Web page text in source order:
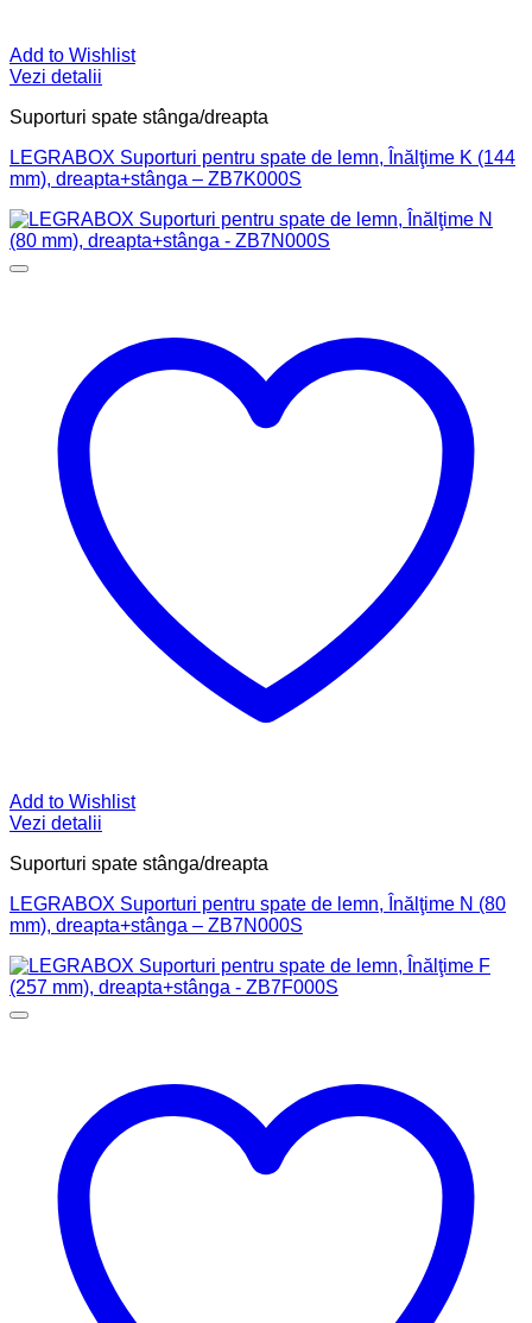
Add to Wishlist
Vezi detalii
Suporturi spate stânga/dreapta
LEGRABOX Suporturi pentru spate de lemn, Înălţime K (144
mm), dreapta+stânga – ZB7K000S
Add to Wishlist
Vezi detalii
Suporturi spate stânga/dreapta
LEGRABOX Suporturi pentru spate de lemn, Înălţime N (80
mm), dreapta+stânga – ZB7N000S